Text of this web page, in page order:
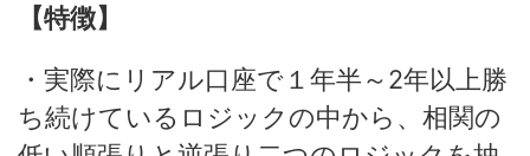
【特徴】
・実際にリアル口座で１年半～2年以上勝
ち続けているロジックの中から、相関の